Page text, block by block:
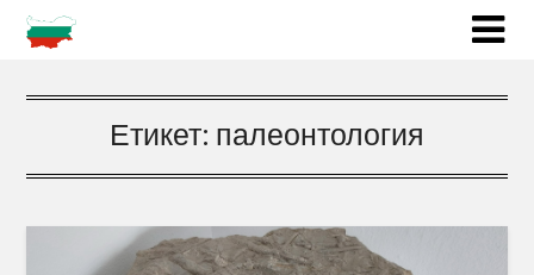
Етикет: палеонтология